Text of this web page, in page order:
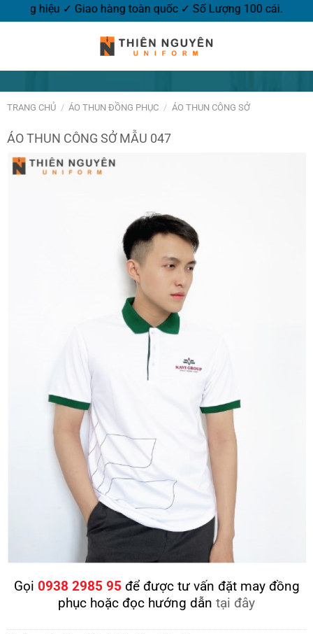
thương hiệu ✓ Giao hàng toàn quốc ✓ Số Lượng 100 cái.
TRANG CHỦ / ÁO THUN ĐỒNG PHỤC / ÁO THUN CÔNG SỞ
ÁO THUN CÔNG SỞ MẪU 047
Gọi 0938 2985 95 để được tư vấn đặt may đồng
phục hoặc đọc hướng dẫn tại đây